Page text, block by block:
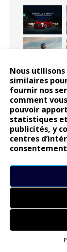
Nous
similaires
fournir nos
comment
pouvoir
statistiques
publicités, y
centres